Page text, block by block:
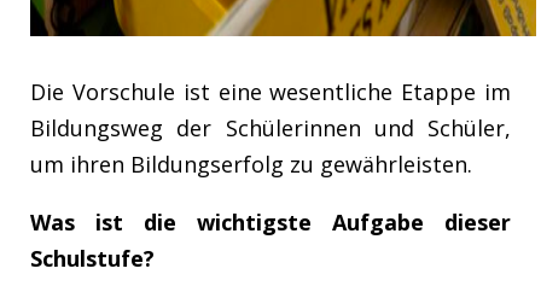
Die Vorschule ist eine wesentliche Etappe im
Bildungsweg der Schülerinnen und Schüler,
um ihren Bildungserfolg zu gewährleisten.
Was ist die wichtigste Aufgabe dieser
Schulstufe?